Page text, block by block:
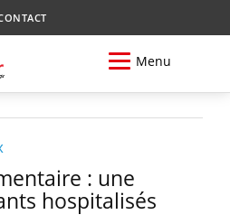
Menu
: une
hospitalisés